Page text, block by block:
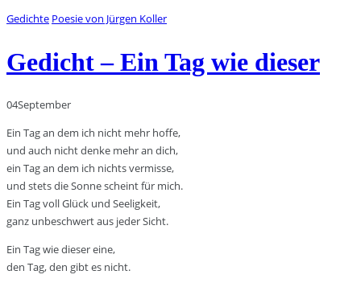
Gedichte Poesie von Jürgen Koller
Gedicht – Ein Tag wie dieser
04September
Ein Tag an dem ich nicht mehr hoffe,
und auch nicht denke mehr an dich,
ein Tag an dem ich nichts vermisse,
und stets die Sonne scheint für mich.
Ein Tag voll Glück und Seeligkeit,
ganz unbeschwert aus jeder Sicht.
Ein Tag wie dieser eine,
den Tag, den gibt es nicht.